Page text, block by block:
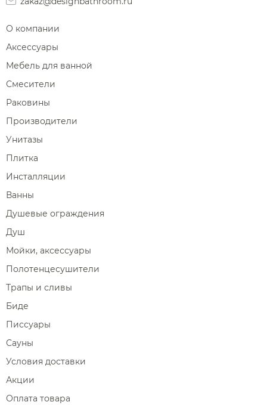
О компании
Аксессуары
Мебель для ванной
Смесители
Раковины
Производители
Унитазы
Плитка
Инсталляции
Ванны
Душевые ограждения
Душ
Мойки, аксессуары
Полотенцесушители
Трапы и сливы
Биде
Писсуары
Сауны
Условия доставки
Акции
Оплата товара